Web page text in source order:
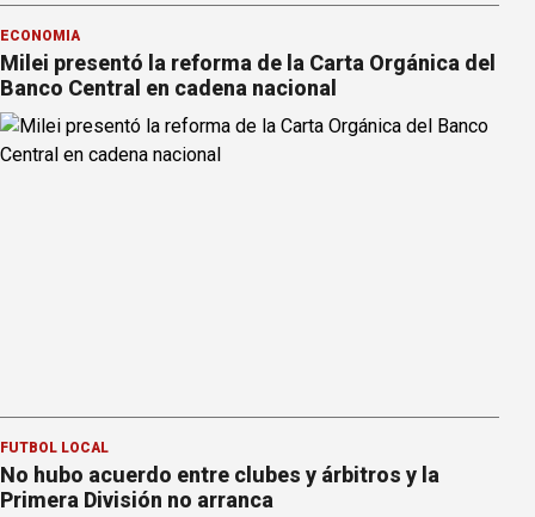
ECONOMÍA
Milei presentó la reforma de la Carta Orgánica del
Banco Central en cadena nacional
FÚTBOL LOCAL
No hubo acuerdo entre clubes y árbitros y la
Primera División no arranca